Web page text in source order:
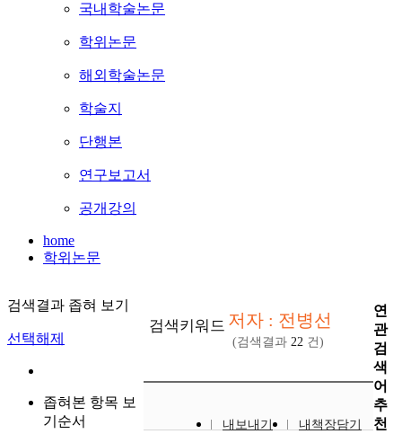
국내학술논문
학위논문
해외학술논문
학술지
단행본
연구보고서
공개강의
home
학위논문
검색결과 좁혀 보기
선택해제
좁혀본 항목 보
기순서
검색키워드 저자 : 전병선
(검색결과 22 건)
내보내기
내책장담기
연
관
검
색
어
추
천